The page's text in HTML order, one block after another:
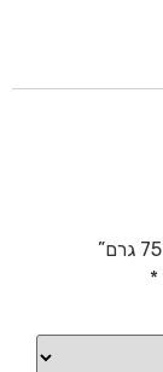
*